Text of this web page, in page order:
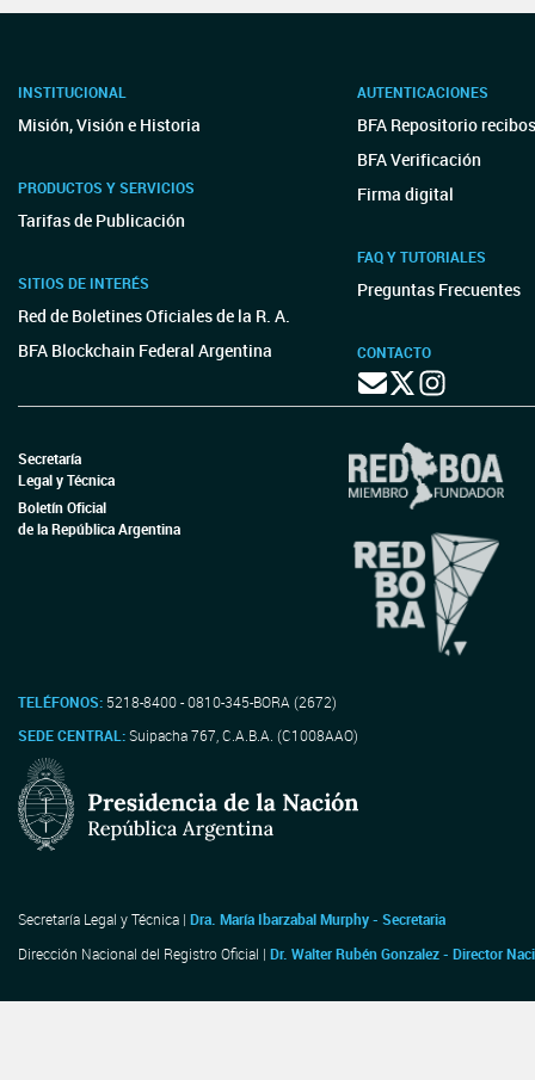
INSTITUCIONAL
Misión, Visión e Historia
PRODUCTOS Y SERVICIOS
Tarifas de Publicación
SITIOS DE INTERÉS
Red de Boletines Oficiales de la R. A.
BFA Blockchain Federal Argentina
AUTENTICACIONES
BFA Repositorio recibos
BFA Verificación
Firma digital
FAQ Y TUTORIALES
Preguntas Frecuentes
CONTACTO
Secretaría
Legal y Técnica
Boletín Oficial
de la República Argentina
TELÉFONOS: 5218-8400 - 0810-345-BORA (2672)
SEDE CENTRAL:Suipacha 767, C.A.B.A. (C1008AAO)
Secretaría Legal y Técnica | Dra. María Ibarzabal Murphy - Secretaria
Dirección Nacional del Registro Oficial | Dr. Walter Rubén Gonzalez - Director